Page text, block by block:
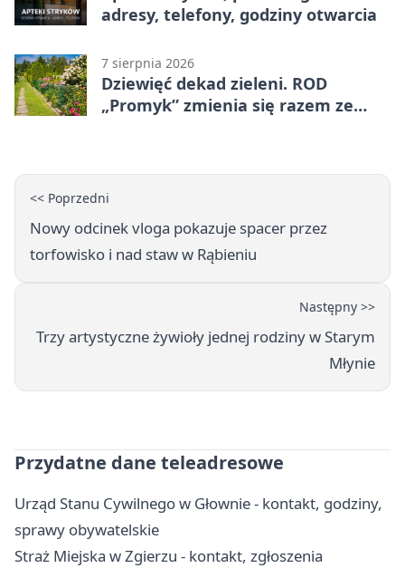
adresy, telefony, godziny otwarcia
7 sierpnia 2026
Dziewięć dekad zieleni. ROD
„Promyk” zmienia się razem ze
<< Poprzedni
Nowy odcinek vloga pokazuje spacer przez
torfowisko i nad staw w Rąbieniu
Następny >>
Trzy artystyczne żywioły jednej rodziny w Starym
Młynie
Przydatne dane teleadresowe
Urząd Stanu Cywilnego w Głownie - kontakt, godziny,
sprawy obywatelskie
Straż Miejska w Zgierzu - kontakt, zgłoszenia